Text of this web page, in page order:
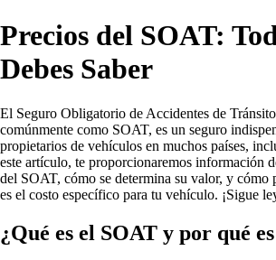
Precios del SOAT:
Debes Saber
El Seguro Obligatorio de Accidentes de
comúnmente como SOAT, es un seguro
propietarios de vehículos en muchos países,
este artículo, te proporcionaremos información
del SOAT, cómo se determina su valor, y cómo
es el costo específico para tu vehículo. ¡Sigue
¿Qué es el SOAT y por qué